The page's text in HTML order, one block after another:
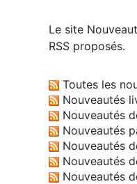
Le site
RSS proposés.
Toutes les
Nouveautés
Nouveautés
Nouveautés
Nouveautés
Nouveautés
Nouveautés